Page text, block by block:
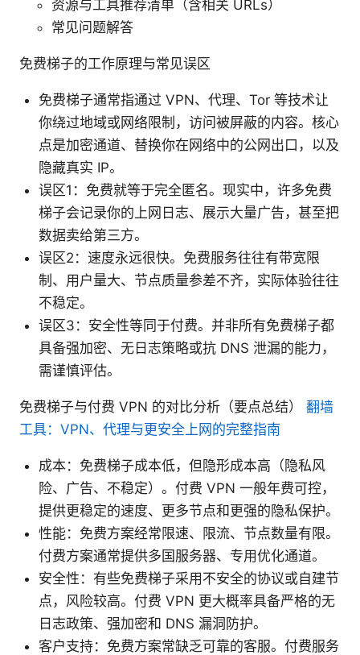
资源与工具推荐清单（含相关 URLs）
常见问题解答
免费梯子的工作原理与常见误区
免费梯子通常指通过 VPN、代理、Tor 等技术让
你绕过地域或网络限制，访问被屏蔽的内容。核心
点是加密通道、替换你在网络中的公网出口，以及
隐藏真实 IP。
误区1：免费就等于完全匿名。现实中，许多免费
梯子会记录你的上网日志、展示大量广告，甚至把
数据卖给第三方。
误区2：速度永远很快。免费服务往往有带宽限
制、用户量大、节点质量参差不齐，实际体验往往
不稳定。
误区3：安全性等同于付费。并非所有免费梯子都
具备强加密、无日志策略或抗 DNS 泄漏的能力，
需谨慎评估。
免费梯子与付费 VPN 的对比分析（要点总结） 翻墙
工具：VPN、代理与更安全上网的完整指南
成本：免费梯子成本低，但隐形成本高（隐私风
险、广告、不稳定）。付费 VPN 一般年费可控，
提供更稳定的速度、更多节点和更强的隐私保护。
性能：免费方案经常限速、限流、节点数量有限。
付费方案通常提供多国服务器、专用优化通道。
安全性：有些免费梯子采用不安全的协议或自建节
点，风险较高。付费 VPN 更大概率具备严格的无
日志政策、强加密和 DNS 漏洞防护。
客户支持：免费方案常缺乏可靠的客服。付费服务